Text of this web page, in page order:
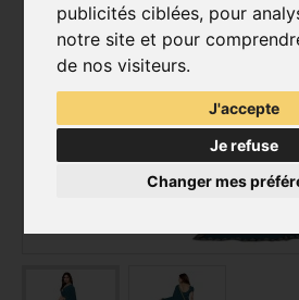
publicités ciblées, pour
notre site et pour
de nos visiteurs.
J'accepte
Je refuse
Changer mes